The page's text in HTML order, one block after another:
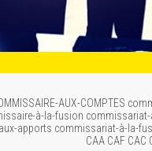
AUX-COMPTES
à-la-fusion commissariat-
apports commissariat-à-la-
CAA CAF CAC